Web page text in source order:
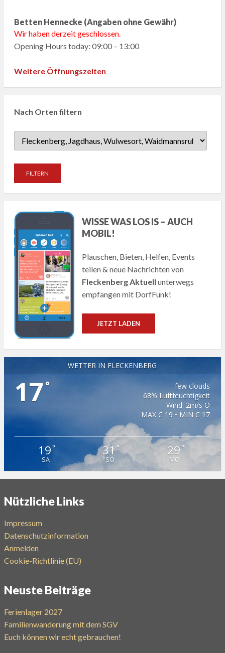
Betten Hennecke (Angaben ohne Gewähr)
Wir haben derzeit geschlossen.
Opening Hours today: 09:00 – 13:00
Weitere Öffnungszeiten
Nach Orten filtern
WISSE WAS LOS IS – AUCH
MOBIL!
Plauschen, Bieten, Helfen, Events
teilen & neue Nachrichten von
Fleckenberg Aktuell unterwegs
empfangen mit DorfFunk!
JETZT LADEN
WETTER IN FLECKENBERG
17 °
few clouds
68% Luftfeuchtigkeit
Wind: 2m/s O
MAX C 19 • MIN C 17
19°
SA
31°
SO
29°
MO
Nützliche Links
Impressum
Datenschutzinformation
Anmelden
Cookie-Richtlinie (EU)
Neuste Beiträge
Ferienlager 2027
Familienwanderung mit dem SGV
Euch können wir echt gebrauchen!